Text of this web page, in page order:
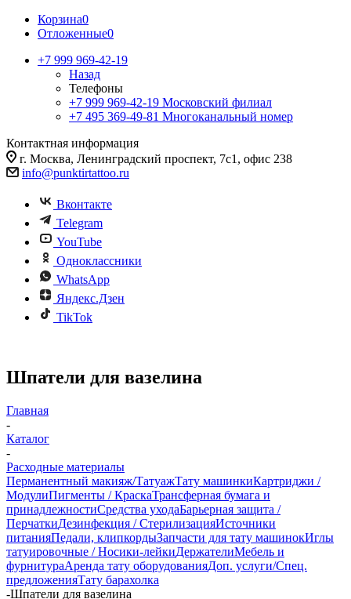
Корзина0
Отложенные0
+7 999 969-42-19
Назад
Телефоны
+7 999 969-42-19 Московский филиал
+7 495 369-49-81 Многоканальный номер
Контактная информация
г. Москва, Ленинградский проспект, 7с1, офис 238
info@punktirtattoo.ru
Вконтакте
Telegram
YouTube
Одноклассники
WhatsApp
Яндекс.Дзен
TikTok
Шпатели для вазелина
Главная
-
Каталог
-
Расходные материалы
Перманентный макияж/ТатуажТату машинкиКартриджи /
МодулиПигменты / КраскаТрансферная бумага и
принадлежностиСредства уходаБарьерная защита /
ПерчаткиДезинфекция / СтерилизацияИсточники
питанияПедали, клипкордыЗапчасти для тату машинокИглы
татуировочные / Носики-лейкиДержателиМебель и
фурнитураАренда тату оборудованияДоп. услуги/Спец.
предложенияТату барахолка
-Шпатели для вазелина